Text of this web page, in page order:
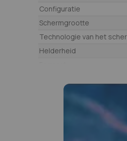
Configuratie
Schermgrootte
Technologie van het
Helderheid
OS (besturingssysteem)